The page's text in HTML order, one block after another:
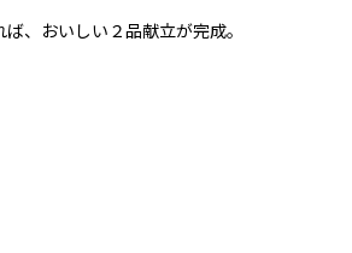
、おいしい２品献立が完成。